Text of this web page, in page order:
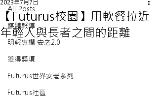
All Posts
媒體報導
明報專欄 安老2.0
獲得獎項
Futurus世界安老系列
Futurus社區
【Futurus校園】用軟餐拉近
年輕人與長者之間的距離
2023年7月7日